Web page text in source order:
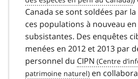
Canada se sont soldées par
ces populations à nouveau
subsistantes. Des enquêtes
menées en 2012 et 2013 par
personnel du CIPN
en